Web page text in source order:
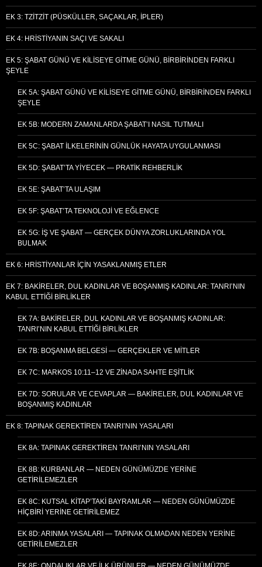
EK 3: TZITZIT (PÜSKÜLLER, SAÇAKLAR, İPLER)
EK 4: HRISTIYANIN SAÇI VE SAKALI
EK 5: ŞABAT GÜNÜ VE KILISEYE GITME GÜNÜ, BIRBIRINDEN FARKLI
ŞEYLE
EK 5A: ŞABAT GÜNÜ VE KILISEYE GITME GÜNÜ, BIRBIRINDEN FARKLI
ŞEYLE
EK 5B: MODERN ZAMANLARDA ŞABAT’I NASIL TUTMALI
EK 5C: ŞABAT İLKELERININ GÜNLÜK HAYATA UYGULANMASI
EK 5D: ŞABAT’TA YIYECEK — PRATIK REHBERLIK
EK 5E: ŞABAT’TA ULAŞIM
EK 5F: ŞABAT’TA TEKNOLOJI VE EĞLENCE
EK 5G: İŞ VE ŞABAT — GERÇEK DÜNYA ZORLUKLARINDA YOL
BULMAK
EK 6: HRISTIYANLAR İÇIN YASAKLANMIŞ ETLER
EK 7: BAKIRELER, DUL KADINLAR VE BOŞANMIŞ KADINLAR: TANRI’NIN
KABUL ETTIĞI BIRLIKLER
EK 7A: BAKIRELER, DUL KADINLAR VE BOŞANMIŞ KADINLAR:
TANRI’NIN KABUL ETTIĞI BIRLIKLER
EK 7B: BOŞANMA BELGESI — GERÇEKLER VE MITLER
EK 7C: MARKOS 10:11–12 VE ZINADA SAHTE EŞITLIK
EK 7D: SORULAR VE CEVAPLAR — BAKIRELER, DUL KADINLAR VE
BOŞANMIŞ KADINLAR
EK 8: TAPINAK GEREKTIREN TANRI’NIN YASALARI
EK 8A: TAPINAK GEREKTIREN TANRI’NIN YASALARI
EK 8B: KURBANLAR — NEDEN GÜNÜMÜZDE YERINE
GETIRILEMEZLER
EK 8C: KUTSAL KITAP’TAKI BAYRAMLAR — NEDEN GÜNÜMÜZDE
HIÇBIRI YERINE GETIRILEMEZ
EK 8D: ARINMA YASALARI — TAPINAK OLMADAN NEDEN YERINE
GETIRILEMEZLER